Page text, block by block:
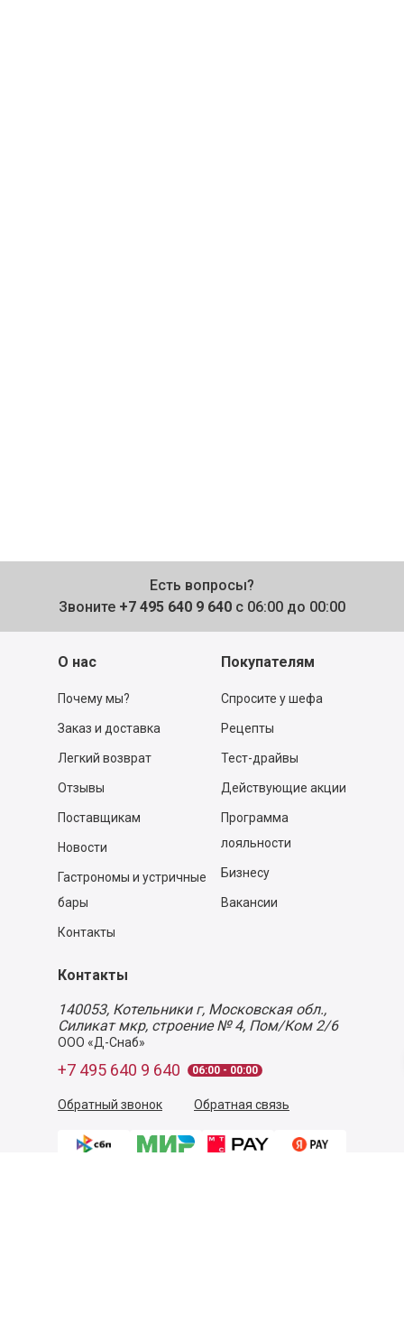
Есть вопросы?
Звоните +7 495 640 9 640 с 06:00 до 00:00
О нас
Почему мы?
Заказ и доставка
Легкий возврат
Отзывы
Поставщикам
Новости
Гастрономы и устричные
бары
Контакты
Покупателям
Спросите у шефа
Рецепты
Тест-драйвы
Действующие акции
Программа
лояльности
Бизнесу
Вакансии
Контакты
140053, Котельники г, Московская обл.,
Силикат мкр, строение № 4, Пом/Ком 2/6
ООО «Д-Снаб»
+7 495 640 9 640 06:00 - 00:00
Обратный звонок Обратная связь